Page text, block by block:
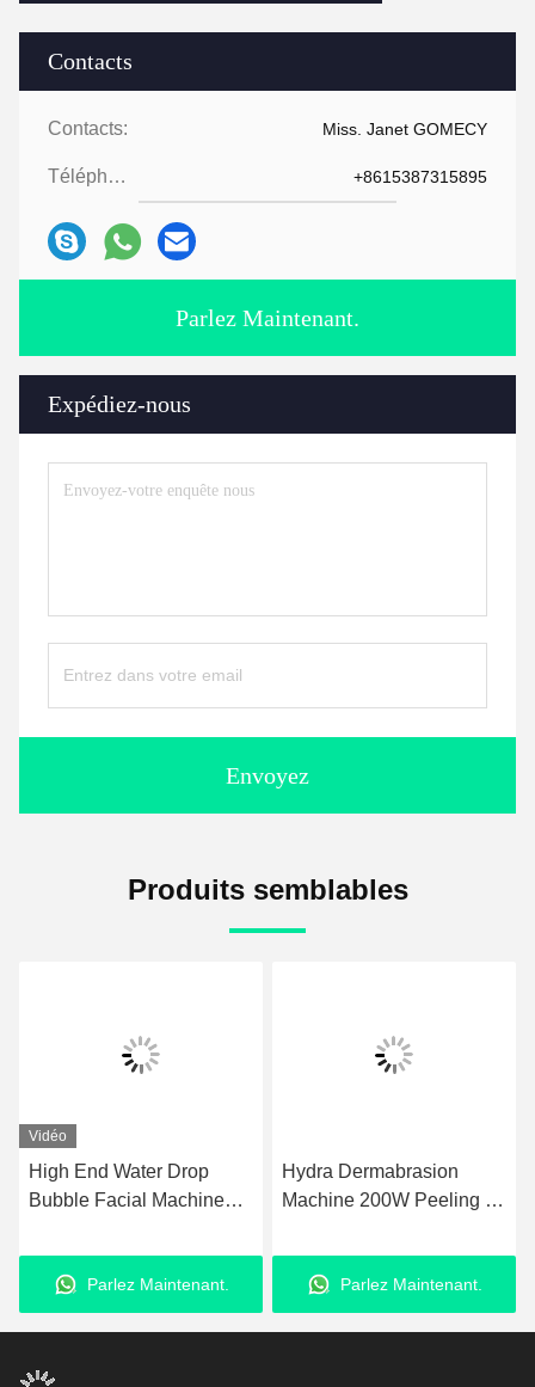
Contacts
Contacts: Miss. Janet GOMECY
Téléphone: +8615387315895
Parlez Maintenant.
Expédiez-nous
Envoyez
Produits semblables
Vidéo
High End Water Drop
Bubble Facial Machine
Cleaning Hydration And
Skin Rejuvenation Device
Parlez Maintenant.
Hydra Dermabrasion
Machine 200W Peeling de
Microdermabrasion
machine 8 dans 1
Parlez Maintenant.